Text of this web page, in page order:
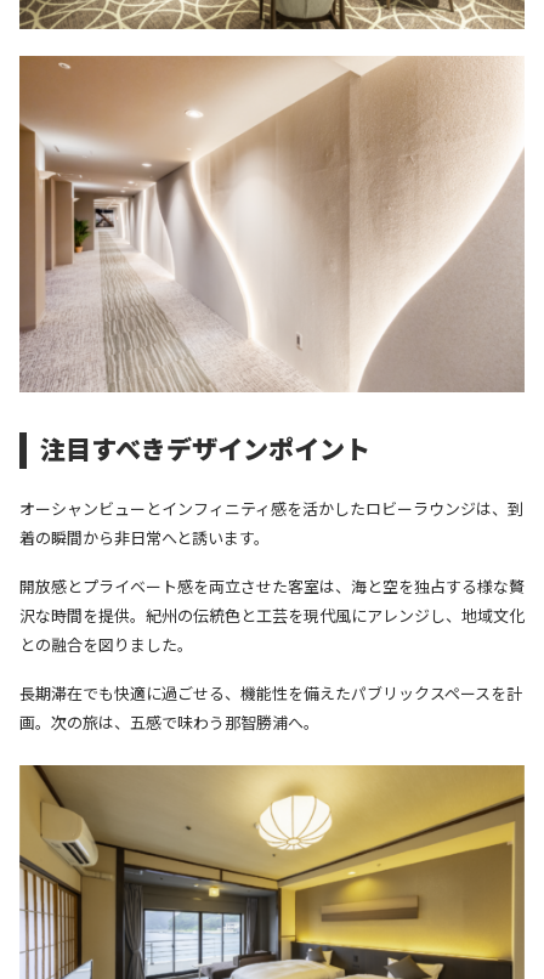
注目すべきデザインポイント
オーシャンビューとインフィニティ感を活かしたロビーラウンジは、到
着の瞬間から非日常へと誘います。
開放感とプライベート感を両立させた客室は、海と空を独占する様な贅
沢な時間を提供。 紀州の伝統色と工芸を現代風にアレンジし、地域文化
との融合を図りました。
長期滞在でも快適に過ごせる、機能性を備えたパブリックスペースを計
画。 次の旅は、五感で味わう那智勝浦へ。